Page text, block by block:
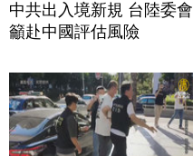
中共出入境新規 台陸委會
籲赴中國評估風險